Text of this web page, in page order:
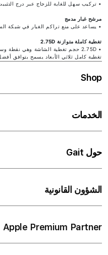
• تركيب سهل للغاية للزجاج عبر درج
مرشح غبار مدمج
• يساعد على منع تراكم الغبار في شبكة
تغطية كاملة متوازنة 2.75D
تغطية كامل ثلاثي الأبعاد يسمح بتوافق
Shop
الخدمات
حول Gait
الشؤون القانونية
Apple Premium Partner